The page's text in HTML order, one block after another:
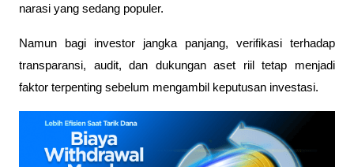
narasi yang sedang populer.
Namun bagi investor jangka panjang, verifikasi terhadap
transparansi, audit, dan dukungan aset riil tetap menjadi
faktor terpenting sebelum mengambil keputusan investasi.